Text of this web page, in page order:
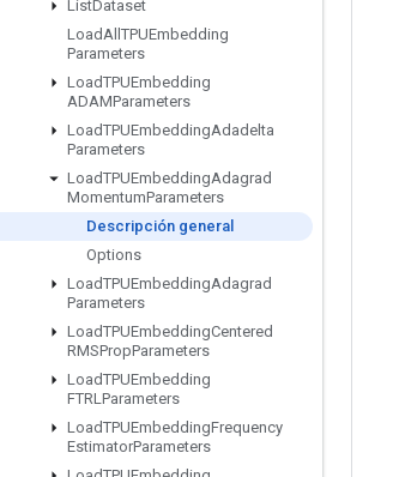
ListDataset
LoadAll TPUEmbedding
Parameters
LoadTPUEmbedding
ADAMParameters
LoadTPUEmbeddingAdadelta
Parameters
LoadTPUEmbeddingAdagrad
MomentumParameters
Descripción general
Options
LoadTPUEmbeddingAdagrad
Parameters
LoadTPUEmbeddingCentered
RMSPropParameters
LoadTPUEmbedding
FTRLParameters
LoadTPUEmbeddingFrequency
EstimatorParameters